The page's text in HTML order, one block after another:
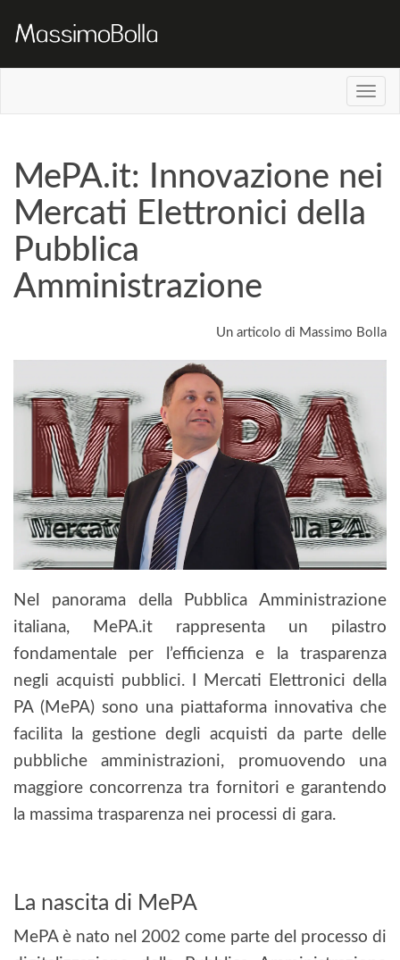
MePA.it: Innovazione nei
Mercati Elettronici della
Pubblica
Amministrazione
Un articolo di Massimo Bolla
Nel panorama della Pubblica Amministrazione
italiana, MePA.it rappresenta un pilastro
fondamentale per l’efficienza e la trasparenza
negli acquisti pubblici. I Mercati Elettronici della
PA (MePA) sono una piattaforma innovativa che
facilita la gestione degli acquisti da parte delle
pubbliche amministrazioni, promuovendo una
maggiore concorrenza tra fornitori e garantendo
la massima trasparenza nei processi di gara.
La nascita di MePA
MePA è nato nel 2002 come parte del processo di